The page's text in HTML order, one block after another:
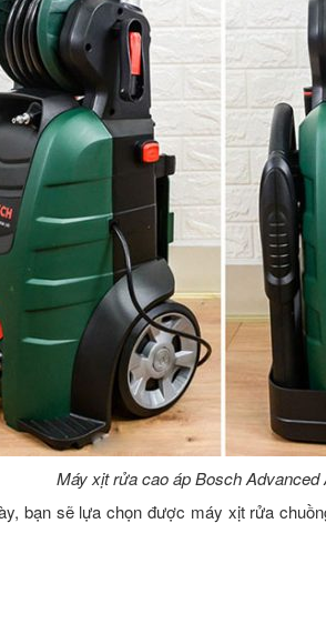
Máy xịt rửa cao áp Bosch Advanced
bạn sẽ lựa chọn được máy xịt rửa